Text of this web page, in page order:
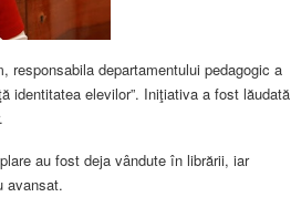
responsabila departamentului pedagogic a
identitatea elevilor”. Iniţiativa a fost lăudată
au fost deja vândute în librării, iar
avansat.